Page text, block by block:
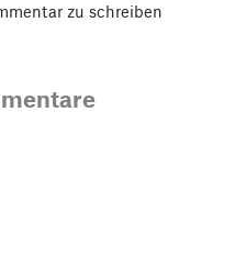
zu schreiben